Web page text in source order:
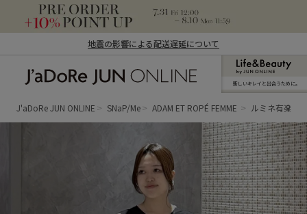
地震の影響による配送遅延について
ン オンライン）
新しいキレイと出合うために。
J'aDoRe JUN ONLINE SNaP/Me ADAM ET ROPÉ FEMME ルミネ有楽町